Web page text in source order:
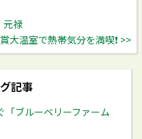
元禄
大温室で熱帯気分を満喫❗️ >>
記事
「ブルーベリーファーム